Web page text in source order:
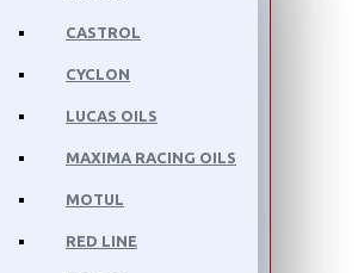
CASTROL
CYCLON
LUCAS OILS
MAXIMA RACING OILS
MOTUL
RED LINE